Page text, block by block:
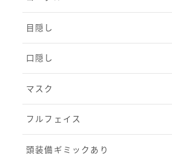
目隠し
口隠し
マスク
フルフェイス
頭装備ギミックあり